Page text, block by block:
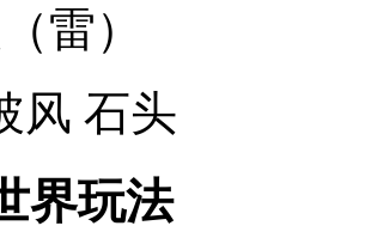
雷）
风 石头
界玩法